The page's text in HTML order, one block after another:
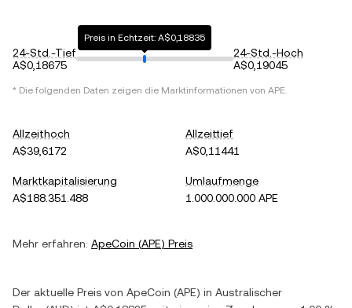
24-Std.-Tief
A$0,18675
Preis in Echtzeit: A$0,18835
24-Std.-Hoch
A$0,19045
* Die folgenden Daten zeigen die Marktinformationen von APE.
Allzeithoch
A$39,6172
Allzeittief
A$0,11441
Marktkapitalisierung
A$188.351.488
Umlaufmenge
1.000.000.000 APE
Mehr erfahren: ApeCoin (APE) Preis
Der aktuelle Preis von ApeCoin (APE) in Australischer